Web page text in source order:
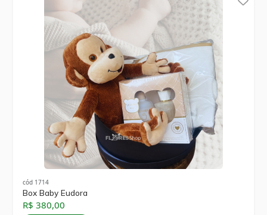
cód 1714
Box Baby Eudora
R$ 380,00